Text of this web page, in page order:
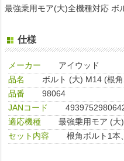
最強乗用モア(大)全機種対応 ボ
仕様
メーカー
アイウッド
品名
ボルト (大) M14 (根
品番
98064
JANコード
適応機種
最強乗用モア (大
セット内容
根角ボルト1本